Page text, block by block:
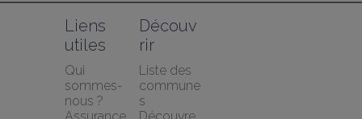
Liens
utiles
Qui
sommes-
nous ?
Découv
rir
Liste des
commune
s